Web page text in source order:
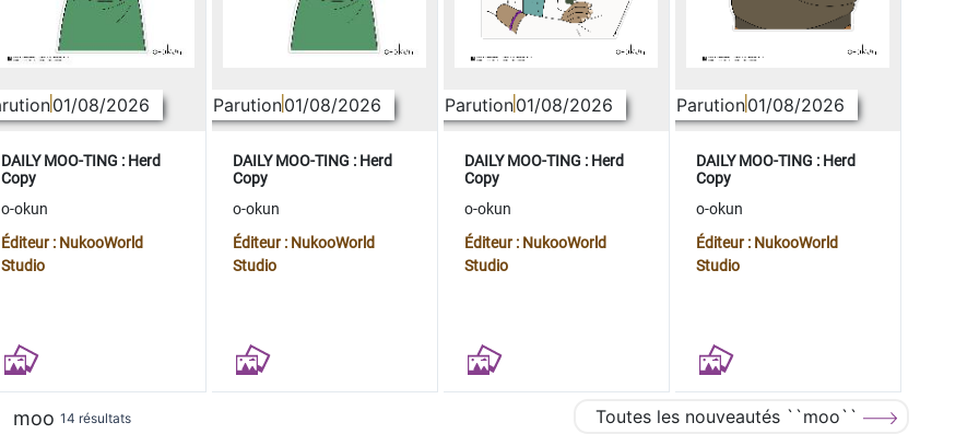
01/08/2026
DAILY MOO-TING : Herd
Copy
o-okun
Éditeur : NukooWorld
Studio
Parution01/08/2026
DAILY MOO-TING : Herd
Copy
o-okun
Éditeur : NukooWorld
Studio
Parution01/08/2026
DAILY MOO-TING : Herd
Copy
o-okun
Éditeur : NukooWorld
Studio
Parution01/08/2026
DAILY MOO-TING : Herd
Copy
o-okun
Éditeur : NukooWorld
Studio
moo 14 résultats Toutes les nouveautés ``moo``